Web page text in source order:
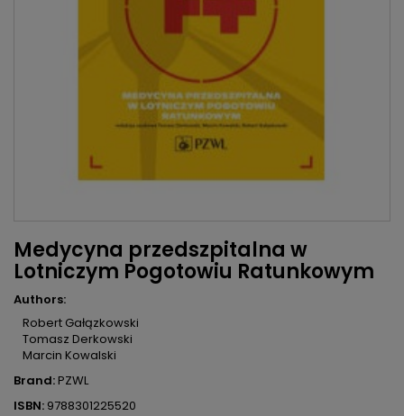
Medycyna przedszpitalna w
Lotniczym Pogotowiu Ratunkowym
Authors:
Robert Gałązkowski
Tomasz Derkowski
Marcin Kowalski
Brand:PZWL
ISBN: 9788301225520